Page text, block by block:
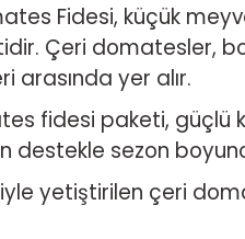
Fidesi, küçük
Çeri domatesler,
arasında yer alır.
fidesi paketi, güçlü
destekle sezon
yetiştirilen çeri